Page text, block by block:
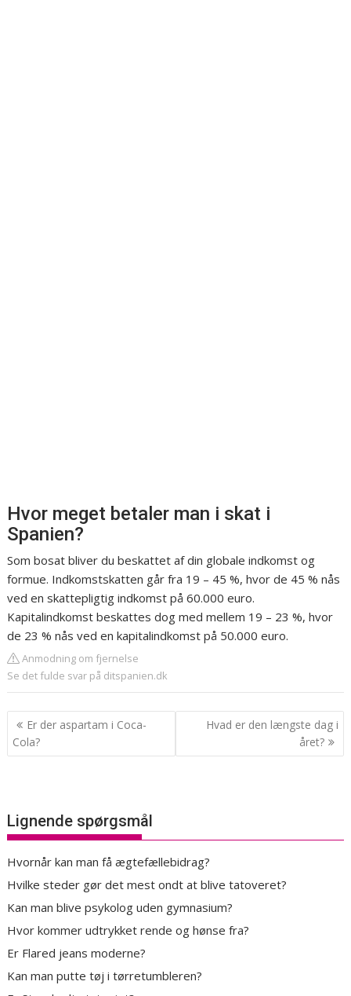
Hvor meget betaler man i skat i
Spanien?
Som bosat bliver du beskattet af din globale indkomst og
formue. Indkomstskatten går fra 19 – 45 %, hvor de 45 % nås
ved en skattepligtig indkomst på 60.000 euro.
Kapitalindkomst beskattes dog med mellem 19 – 23 %, hvor
de 23 % nås ved en kapitalindkomst på 50.000 euro.
Anmodning om fjernelse
Se det fulde svar på ditspanien.dk
Indlægsnavigation
Er der aspartam i Coca-
Cola?
Hvad er den længste dag i
året?
Lignende spørgsmål
Hvornår kan man få ægtefællebidrag?
Hvilke steder gør det mest ondt at blive tatoveret?
Kan man blive psykolog uden gymnasium?
Hvor kommer udtrykket rende og hønse fra?
Er Flared jeans moderne?
Kan man putte tøj i tørretumbleren?